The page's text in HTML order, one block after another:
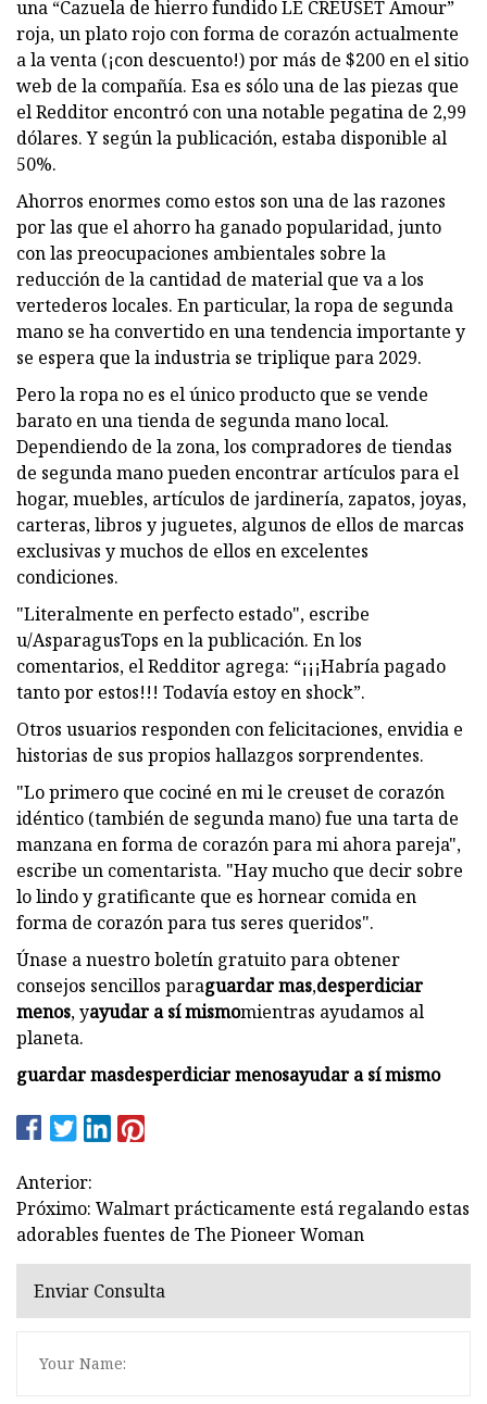
una “Cazuela de hierro fundido LE CREUSET Amour”
roja, un plato rojo con forma de corazón actualmente
a la venta (¡con descuento!) por más de $200 en el sitio
web de la compañía. Esa es sólo una de las piezas que
el Redditor encontró con una notable pegatina de 2,99
dólares. Y según la publicación, estaba disponible al
50%.
Ahorros enormes como estos son una de las razones
por las que el ahorro ha ganado popularidad, junto
con las preocupaciones ambientales sobre la
reducción de la cantidad de material que va a los
vertederos locales. En particular, la ropa de segunda
mano se ha convertido en una tendencia importante y
se espera que la industria se triplique para 2029.
Pero la ropa no es el único producto que se vende
barato en una tienda de segunda mano local.
Dependiendo de la zona, los compradores de tiendas
de segunda mano pueden encontrar artículos para el
hogar, muebles, artículos de jardinería, zapatos, joyas,
carteras, libros y juguetes, algunos de ellos de marcas
exclusivas y muchos de ellos en excelentes
condiciones.
"Literalmente en perfecto estado", escribe
u/AsparagusTops en la publicación. En los
comentarios, el Redditor agrega: “¡¡¡Habría pagado
tanto por estos!!! Todavía estoy en shock”.
Otros usuarios responden con felicitaciones, envidia e
historias de sus propios hallazgos sorprendentes.
"Lo primero que cociné en mi le creuset de corazón
idéntico (también de segunda mano) fue una tarta de
manzana en forma de corazón para mi ahora pareja",
escribe un comentarista. "Hay mucho que decir sobre
lo lindo y gratificante que es hornear comida en
forma de corazón para tus seres queridos".
Únase a nuestro boletín gratuito para obtener
consejos sencillos paraguardar mas,desperdiciar
menos, yayudar a sí mismomientras ayudamos al
planeta.
guardar masdesperdiciar menosayudar a sí mismo
Anterior:
Próximo: Walmart prácticamente está regalando estas
adorables fuentes de The Pioneer Woman
Enviar Consulta